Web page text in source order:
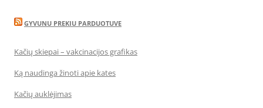
GYVUNU PREKIU PARDUOTUVE
Kačių skiepai – vakcinacijos grafikas
Ką naudinga žinoti apie kates
Kačių auklėjimas